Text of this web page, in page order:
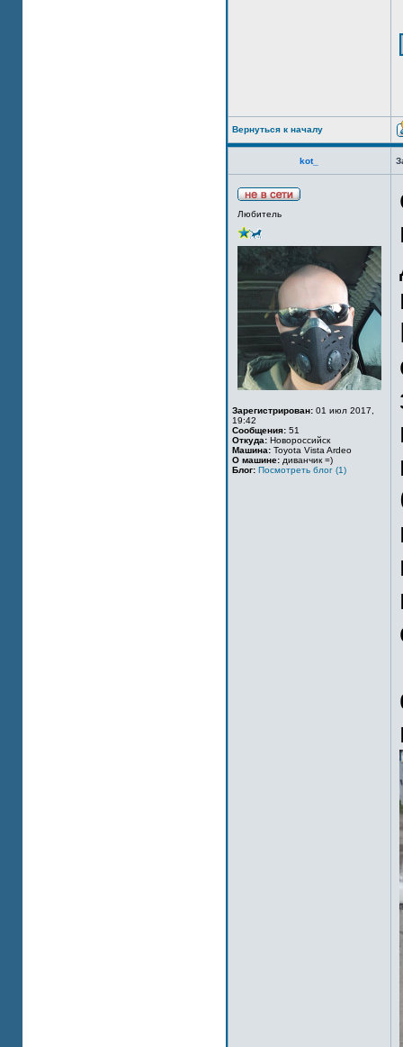
Вернуться к началу
kot_
Любитель
Зарегистрирован: 01 июл 2017,
19:42
Сообщения: 51
Откуда: Новороссийск
Машина: Toyota Vista Ardeo
О машине: диванчик =)
Блог: Посмотреть блог (1)